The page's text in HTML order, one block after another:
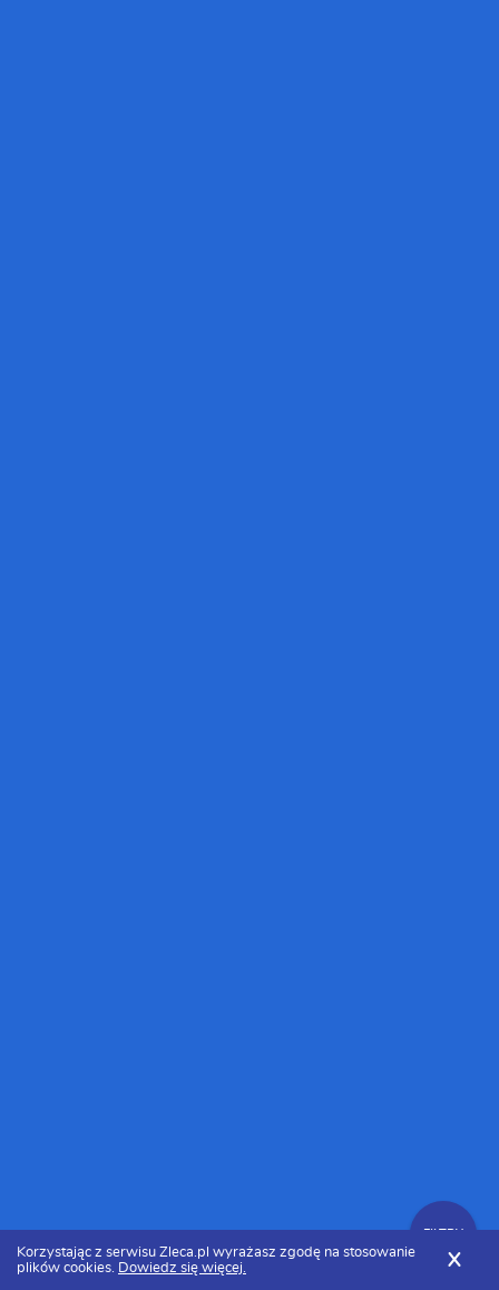
FILTRY
Korzystając z serwisu Zleca.pl wyrażasz zgodę na stosowanie
plików cookies. Dowiedz się więcej. X